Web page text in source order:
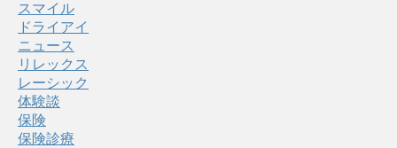
スマイル
ドライアイ
ニュース
リレックス
レーシック
体験談
保険
保険診療